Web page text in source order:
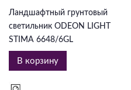
Ландшафтный грунтовый
светильник ODEON LIGHT
STIMA 6648/6GL
В корзину